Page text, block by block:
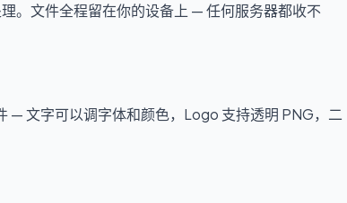
。文件全程留在你的设备上 — 任何服务器都收不
— 文字可以调字体和颜色，Logo 支持透明 PNG，二